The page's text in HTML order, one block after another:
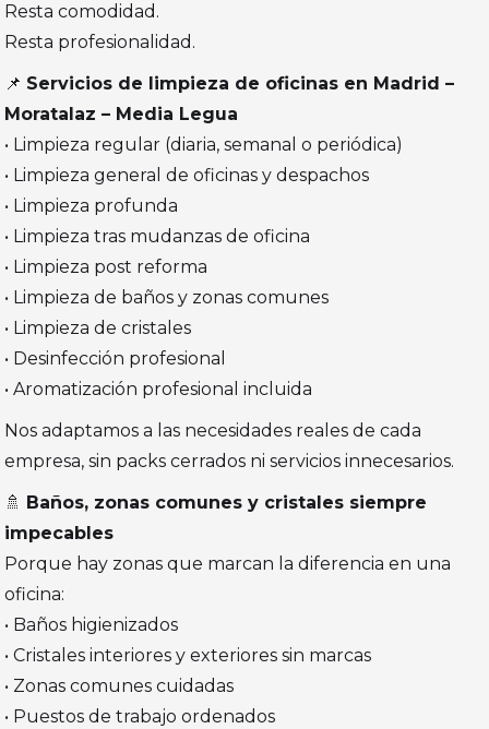
Resta comodidad.
Resta profesionalidad.
📌 Servicios de limpieza de oficinas en Madrid –
Moratalaz – Media Legua
• Limpieza regular (diaria, semanal o periódica)
• Limpieza general de oficinas y despachos
• Limpieza profunda
• Limpieza tras mudanzas de oficina
• Limpieza post reforma
• Limpieza de baños y zonas comunes
• Limpieza de cristales
• Desinfección profesional
• Aromatización profesional incluida
Nos adaptamos a las necesidades reales de cada
empresa, sin packs cerrados ni servicios innecesarios.
🚿 Baños, zonas comunes y cristales siempre
impecables
Porque hay zonas que marcan la diferencia en una
oficina:
• Baños higienizados
• Cristales interiores y exteriores sin marcas
• Zonas comunes cuidadas
• Puestos de trabajo ordenados